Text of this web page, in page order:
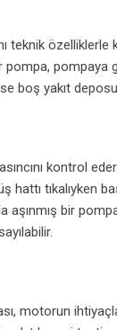
özelliklerle
pompa,
boş yakıt
kontrol
hattı
aşınmış bir
motorun